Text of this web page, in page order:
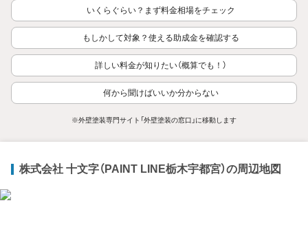
いくらぐらい？まず料金相場をチェック
もしかして対象？使える助成金を確認する
詳しい料金が知りたい（概算でも！）
何から聞けばいいか分からない
※外壁塗装専門サイト「外壁塗装の窓口」に移動します
株式会社 十文字（PAINT LINE栃木宇都宮）の周辺地図